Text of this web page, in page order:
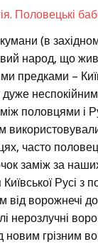
Половецькі
(в
народ, що жив
предками –
неспокійним
половцями і
часто
заміж за
Русі з
від ворожнечі
нерозлучні
новим грізним